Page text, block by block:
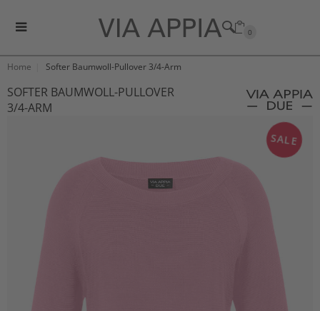
0
Home Softer Baumwoll-Pullover 3/4-Arm
SOFTER BAUMWOLL-PULLOVER
3/4-ARM
SALE